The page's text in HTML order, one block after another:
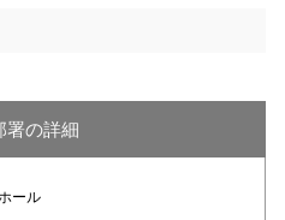
署の詳細
ール